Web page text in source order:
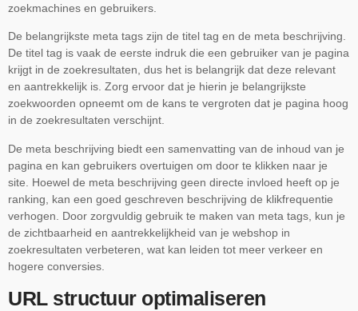
zoekmachines en gebruikers.
De belangrijkste meta tags zijn de titel tag en de meta beschrijving.
De titel tag is vaak de eerste indruk die een gebruiker van je pagina
krijgt in de zoekresultaten, dus het is belangrijk dat deze relevant
en aantrekkelijk is. Zorg ervoor dat je hierin je belangrijkste
zoekwoorden opneemt om de kans te vergroten dat je pagina hoog
in de zoekresultaten verschijnt.
De meta beschrijving biedt een samenvatting van de inhoud van je
pagina en kan gebruikers overtuigen om door te klikken naar je
site. Hoewel de meta beschrijving geen directe invloed heeft op je
ranking, kan een goed geschreven beschrijving de klikfrequentie
verhogen. Door zorgvuldig gebruik te maken van meta tags, kun je
de zichtbaarheid en aantrekkelijkheid van je webshop in
zoekresultaten verbeteren, wat kan leiden tot meer verkeer en
hogere conversies.
URL structuur optimaliseren